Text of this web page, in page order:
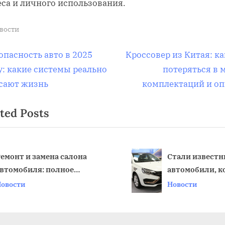
и личного использования.
авто в 2025
какие системы реально
жизнь
N
o
Кроссовер из Китая:
потеряться в
комплектаций и
Posts
и замена салона
полное
Стали
автомобили,
соответствуют
Новости